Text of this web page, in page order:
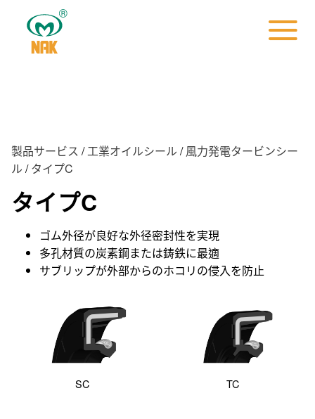
製品サービス /工業オイルシール /風力発電タービンシー
ル /タイプC
タイプC
ゴム外径が良好な外径密封性を実現
多孔材質の炭素鋼または鋳鉄に最適
サブリップが外部からのホコリの侵入を防止
SC TC